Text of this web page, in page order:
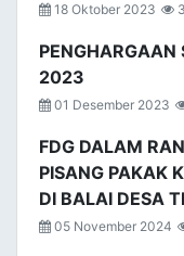
18 Oktober 2023
PENGHARGAAN
2023
01 Desember 2023
FDG DALAM
PISANG PAKAK
DI BALAI DESA
05 November 2024